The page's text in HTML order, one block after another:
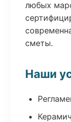
любых
сметы.
Наши